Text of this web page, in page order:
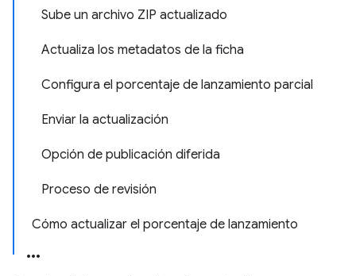
Sube un archivo ZIP actualizado
Actualiza los metadatos de la ficha
Configura el porcentaje de lanzamiento parcial
Enviar la actualización
Opción de publicación diferida
Proceso de revisión
Cómo actualizar el porcentaje de lanzamiento